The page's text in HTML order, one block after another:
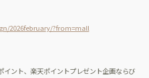
2026february/?from=mall
ント、楽天ポイントプレゼント企画ならび